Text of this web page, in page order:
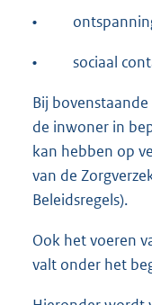
•
• sociaal
Bij
de inwoner in
kan hebben op
van de
Beleidsregels).
Ook het voeren
valt onder het